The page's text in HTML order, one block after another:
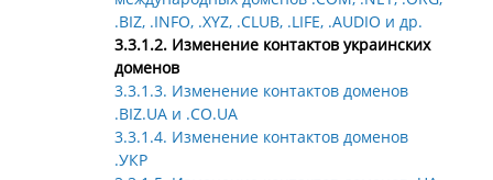
.BIZ, .INFO, .XYZ, .CLUB, .LIFE, .AUDIO и др.
3.3.1.2. Изменение контактов украинских
доменов
3.3.1.3. Изменение контактов доменов
.BIZ.UA и .CO.UA
3.3.1.4. Изменение контактов доменов
.УКР